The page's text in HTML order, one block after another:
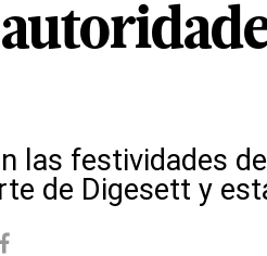
las festividades
de Digesett y